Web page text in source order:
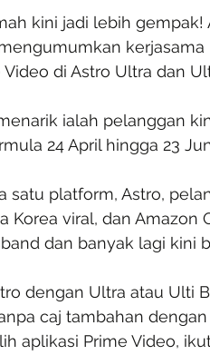
kini jadi lebih
di Astro Ultra dan
ialah pelanggan
24 April hingga 23
satu platform, Astro,
Korea viral, dan
dan banyak lagi kini
dengan Ultra atau Ulti
caj tambahan
aplikasi Prime Video,